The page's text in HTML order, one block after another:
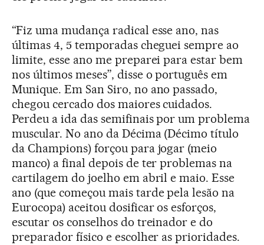
“Fiz uma mudança radical esse ano, nas
últimas 4, 5 temporadas cheguei sempre ao
limite, esse ano me preparei para estar bem
nos últimos meses”, disse o português em
Munique. Em San Siro, no ano passado,
chegou cercado dos maiores cuidados.
Perdeu a ida das semifinais por um problema
muscular. No ano da Décima (Décimo título
da Champions) forçou para jogar (meio
manco) a final depois de ter problemas na
cartilagem do joelho em abril e maio. Esse
ano (que começou mais tarde pela lesão na
Eurocopa) aceitou dosificar os esforços,
escutar os conselhos do treinador e do
preparador físico e escolher as prioridades.